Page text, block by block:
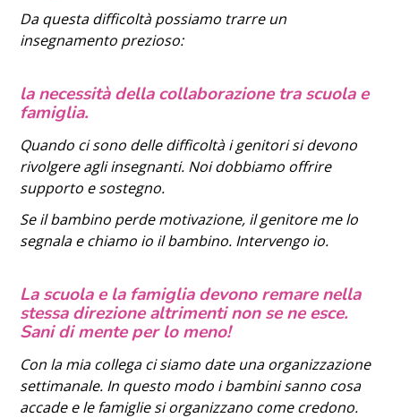
Da questa difficoltà possiamo trarre un
insegnamento prezioso:
la necessità della collaborazione tra scuola e
famiglia.
Quando ci sono delle difficoltà i genitori si devono
rivolgere agli insegnanti. Noi dobbiamo offrire
supporto e sostegno.
Se il bambino perde motivazione, il genitore me lo
segnala e chiamo io il bambino. Intervengo io.
La scuola e la famiglia devono remare nella
stessa direzione altrimenti non se ne esce.
Sani di mente per lo meno!
Con la mia collega ci siamo date una organizzazione
settimanale. In questo modo i bambini sanno cosa
accade e le famiglie si organizzano come credono.